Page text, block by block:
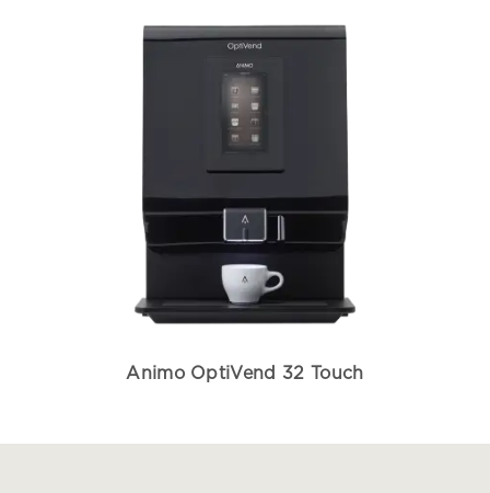
Animo OptiVend 32 Touch